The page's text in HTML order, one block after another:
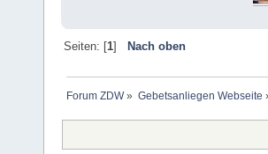
Seiten: [1] Nach oben
Forum ZDW» Gebetsanliegen Webseite